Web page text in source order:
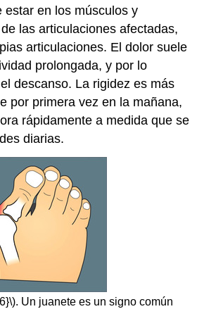
estar en los músculos y
las articulaciones afectadas,
articulaciones. El dolor suele
prolongada, y por lo
descanso. La rigidez es más
por primera vez en la mañana,
rápidamente a medida que se
diarias.
. Un juanete es un signo común